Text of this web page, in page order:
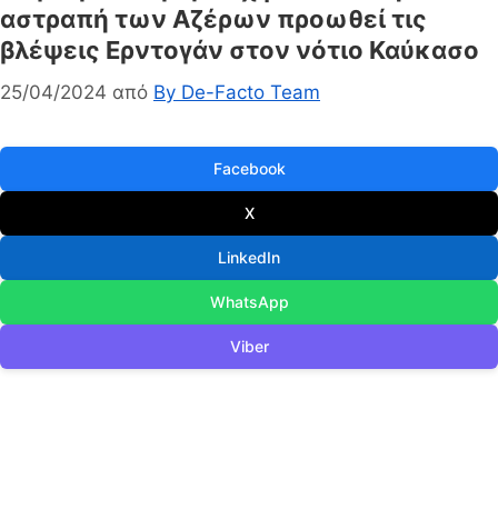
αστραπή των Αζέρων προωθεί τις
βλέψεις Ερντογάν στον νότιο Καύκασο
25/04/2024 από By De-Facto Team
Facebook
X
LinkedIn
WhatsApp
Viber